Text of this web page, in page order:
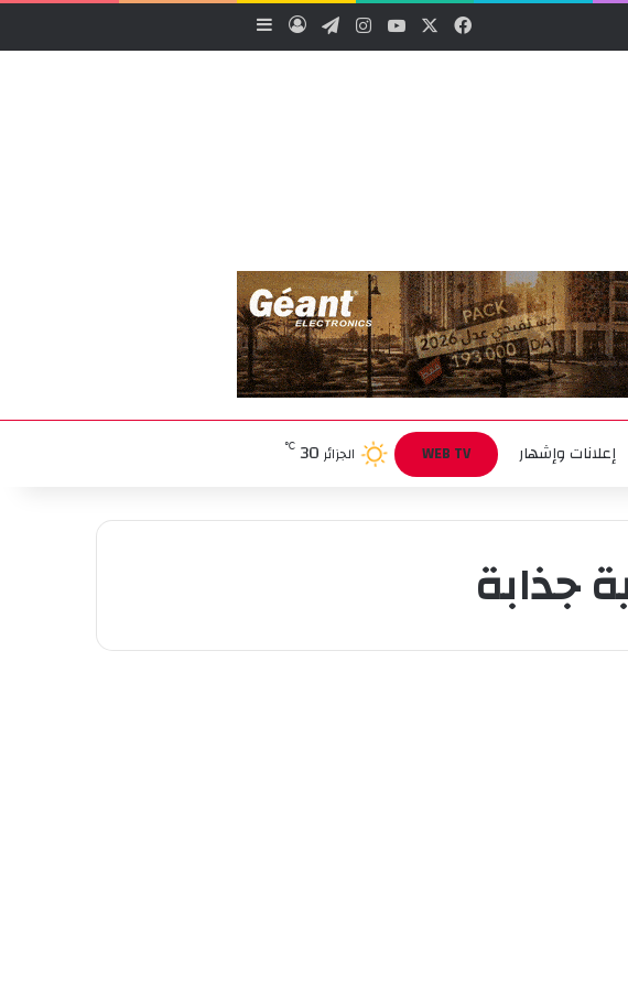
فيسبوك ‫YouTubeانستقرامتيلقرامتسجيل الدخول
إعلانات وإشهار WEB TV الجزائر 30
℃
جذابة